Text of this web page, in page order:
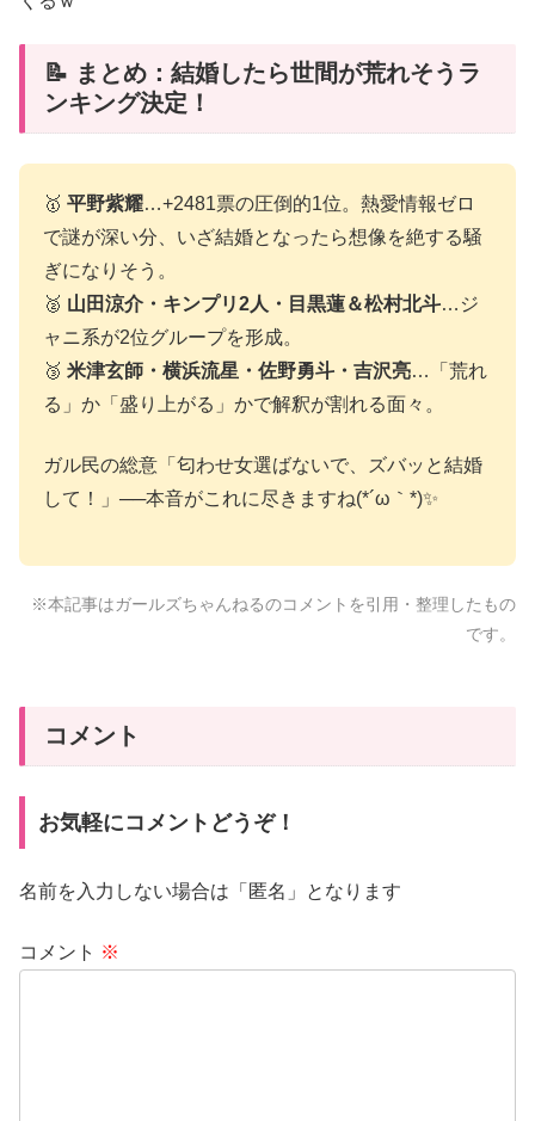
📝 まとめ：結婚したら世間が荒れそうラ
ンキング決定！
🥇 平野紫耀…+2481票の圧倒的1位。熱愛情報ゼロ
で謎が深い分、いざ結婚となったら想像を絶する騒
ぎになりそう。
🥈 山田涼介・キンプリ2人・目黒蓮＆松村北斗…ジ
ャニ系が2位グループを形成。
🥉 米津玄師・横浜流星・佐野勇斗・吉沢亮…「荒れ
る」か「盛り上がる」かで解釈が割れる面々。
ガル民の総意「匂わせ女選ばないで、ズバッと結婚
して！」──本音がこれに尽きますね(*´ω｀*)✨
※本記事はガールズちゃんねるのコメントを引用・整理したもの
です。
コメント
お気軽にコメントどうぞ！
名前を入力しない場合は「匿名」となります
コメント ※